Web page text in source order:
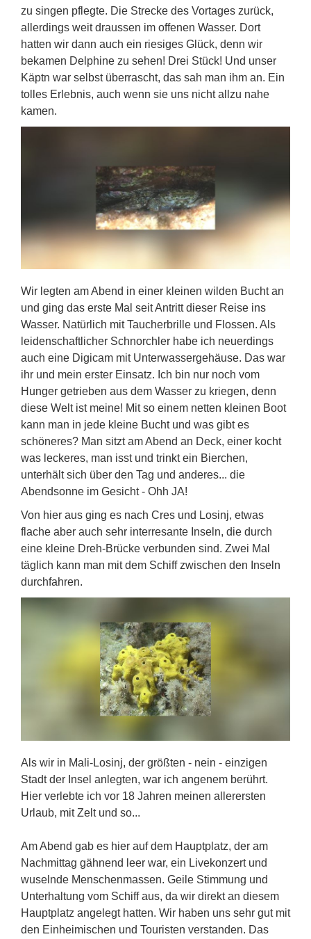
zu singen pflegte. Die Strecke des Vortages zurück,
allerdings weit draussen im offenen Wasser. Dort
hatten wir dann auch ein riesiges Glück, denn wir
bekamen Delphine zu sehen! Drei Stück! Und unser
Käptn war selbst überrascht, das sah man ihm an. Ein
tolles Erlebnis, auch wenn sie uns nicht allzu nahe
kamen.
Wir legten am Abend in einer kleinen wilden Bucht an
und ging das erste Mal seit Antritt dieser Reise ins
Wasser. Natürlich mit Taucherbrille und Flossen. Als
leidenschaftlicher Schnorchler habe ich neuerdings
auch eine Digicam mit Unterwassergehäuse. Das war
ihr und mein erster Einsatz. Ich bin nur noch vom
Hunger getrieben aus dem Wasser zu kriegen, denn
diese Welt ist meine! Mit so einem netten kleinen Boot
kann man in jede kleine Bucht und was gibt es
schöneres? Man sitzt am Abend an Deck, einer kocht
was leckeres, man isst und trinkt ein Bierchen,
unterhält sich über den Tag und anderes... die
Abendsonne im Gesicht - Ohh JA!
Von hier aus ging es nach Cres und Losinj, etwas
flache aber auch sehr interresante Inseln, die durch
eine kleine Dreh-Brücke verbunden sind. Zwei Mal
täglich kann man mit dem Schiff zwischen den Inseln
durchfahren.
Als wir in Mali-Losinj, der größten - nein - einzigen
Stadt der Insel anlegten, war ich angenem berührt.
Hier verlebte ich vor 18 Jahren meinen allerersten
Urlaub, mit Zelt und so...
Am Abend gab es hier auf dem Hauptplatz, der am
Nachmittag gähnend leer war, ein Livekonzert und
wuselnde Menschenmassen. Geile Stimmung und
Unterhaltung vom Schiff aus, da wir direkt an diesem
Hauptplatz angelegt hatten. Wir haben uns sehr gut mit
den Einheimischen und Touristen verstanden. Das